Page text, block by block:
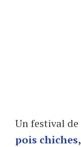
Un festival
pois chiches